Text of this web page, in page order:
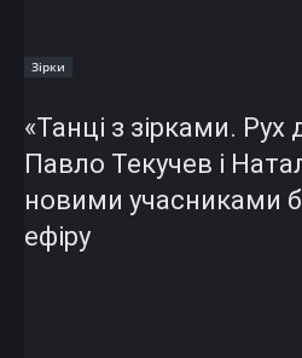
Зірки
«Танці з зірками. Рух
Павло Текучев і
новими учасниками
ефіру